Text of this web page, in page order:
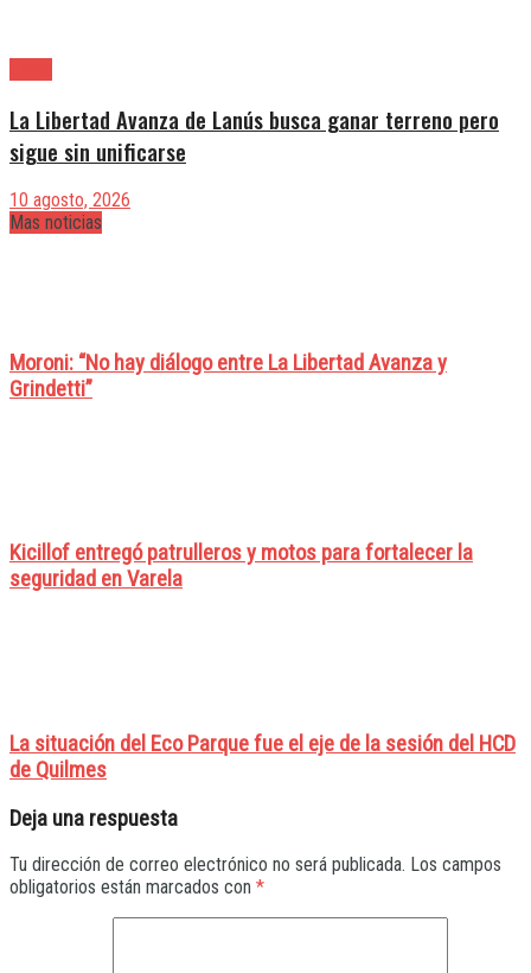
La Libertad Avanza de Lanús busca ganar terreno pero
sigue sin unificarse
10 agosto, 2026
Mas noticias
Moroni: “No hay diálogo entre La Libertad Avanza y
Grindetti”
Kicillof entregó patrulleros y motos para fortalecer la
seguridad en Varela
La situación del Eco Parque fue el eje de la sesión del HCD
de Quilmes
Deja una respuesta
Tu dirección de correo electrónico no será publicada. Los campos
obligatorios están marcados con *